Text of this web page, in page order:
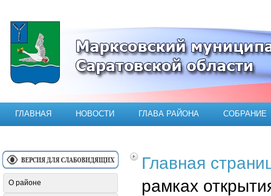
Официальный сайт Марксовского
ГЛАВНАЯ НОВОСТИ ГЛАВА РАЙОНА СОБРАНИЕ
Главная
рамках
О районе